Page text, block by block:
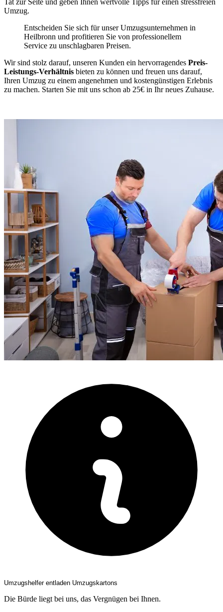
Umzug.
Entscheiden Sie sich für unser Umzugsunternehmen in
Heilbronn und profitieren Sie von professionellem
Service zu unschlagbaren Preisen.
Wir sind stolz darauf, unseren Kunden ein hervorragendes Preis-
Leistungs-Verhältnis bieten zu können und freuen uns darauf,
Ihren Umzug zu einem angenehmen und kostengünstigen Erlebnis
zu machen. Starten Sie mit uns schon ab 25€ in Ihr neues Zuhause.
Umzugshelfer entladen Umzugskartons
Die Bürde liegt bei uns, das Vergnügen bei Ihnen.